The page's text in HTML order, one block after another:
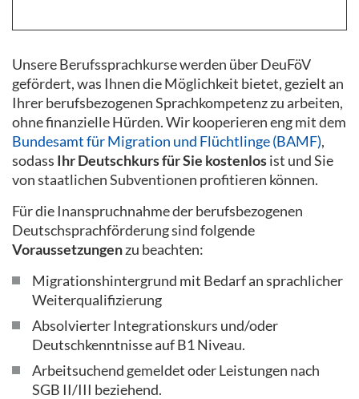
Unsere Berufssprachkurse werden über DeuFöV
gefördert, was Ihnen die Möglichkeit bietet, gezielt an
Ihrer berufsbezogenen Sprachkompetenz zu arbeiten,
ohne finanzielle Hürden. Wir kooperieren eng mit dem
Bundesamt für Migration und Flüchtlinge (BAMF),
sodass Ihr Deutschkurs für Sie kostenlosist und Sie
von staatlichen Subventionen profitieren können.
Für die Inanspruchnahme der berufsbezogenen
Deutschsprachförderung sind folgende
Voraussetzungenzu beachten:
Migrationshintergrund mit Bedarf an sprachlicher
Weiterqualifizierung
Absolvierter Integrationskurs und/oder
Deutschkenntnisse auf B1 Niveau.
Arbeitsuchend gemeldet oder Leistungen nach
SGB II/III beziehend.